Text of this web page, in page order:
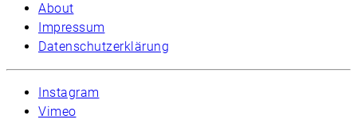
About
Impressum
Datenschutzerklärung
Instagram
Vimeo